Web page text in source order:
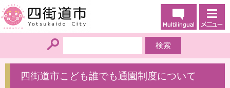
四街道市こども誰でも通園制度について